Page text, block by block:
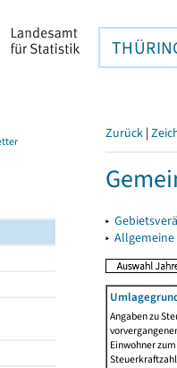
Zurück |
▸
▸
Angaben zu
Einwohner